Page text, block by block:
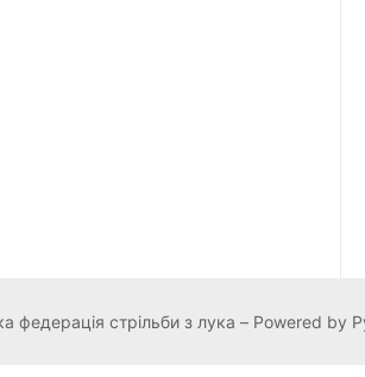
федерація стрільби з лука – Powered by